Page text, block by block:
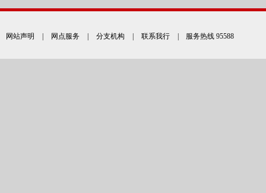
网站声明 网点服务 分支机构 联系我行 | 服务热线 95588